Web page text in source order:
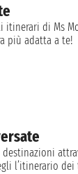
itinerari di Ms
più adatta a te!
l’itinerario